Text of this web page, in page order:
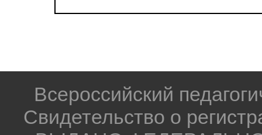
Всероссийский
Свидетельство о